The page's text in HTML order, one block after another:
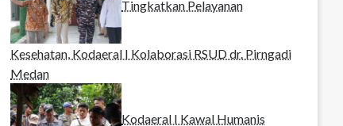
Tingkatkan Pelayanan
Kesehatan, Kodaeral I Kolaborasi RSUD dr. Pirngadi
Medan‎
Kodaeral I Kawal Humanis